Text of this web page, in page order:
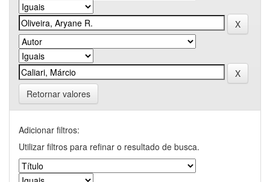
Retornar valores
Adicionar filtros:
Utilizar filtros para refinar o resultado de busca.